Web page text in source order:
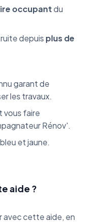
occupantdu
depuis plus de
garant de
les travaux.
vous faire
Rénov'.
et jaune.
aide ?
avec cette aide, en